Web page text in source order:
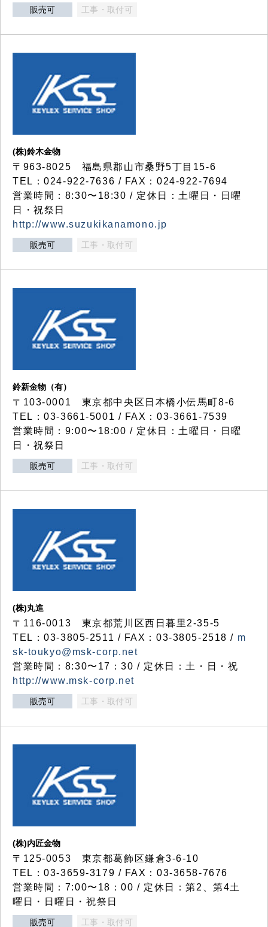
販売可 工事・取付可
(株)鈴木金物
〒963-8025 福島県郡山市桑野5丁目15-6
TEL：024-922-7636 / FAX：024-922-7694
営業時間：8:30〜18:30 / 定休日：土曜日・日曜
日・祝祭日
http://www.suzukikanamono.jp
販売可 工事・取付可
鈴新金物（有）
〒103-0001 東京都中央区日本橋小伝馬町8-6
TEL：03-3661-5001 / FAX：03-3661-7539
営業時間：9:00〜18:00 / 定休日：土曜日・日曜
日・祝祭日
販売可 工事・取付可
(株)丸進
〒116-0013 東京都荒川区西日暮里2-35-5
TEL：03-3805-2511 / FAX：03-3805-2518 / m
sk-toukyo@msk-corp.net
営業時間：8:30〜17：30 / 定休日：土・日・祝
http://www.msk-corp.net
販売可 工事・取付可
(株)内匠金物
〒125-0053 東京都葛飾区鎌倉3-6-10
TEL：03-3659-3179 / FAX：03-3658-7676
営業時間：7:00〜18：00 / 定休日：第2、第4土
曜日・日曜日・祝祭日
販売可 工事・取付可